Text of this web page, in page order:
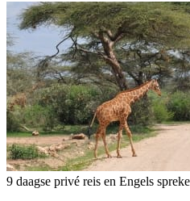
9 daagse privé reis en Engels